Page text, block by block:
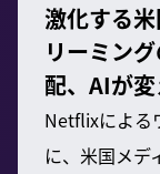
激化する
リーミン
配、AIが
Netflixによる
に、米国メデ